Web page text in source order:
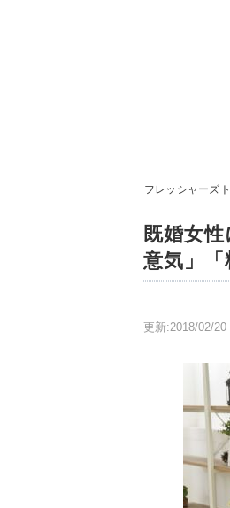
フレッシャーズ
既婚女
意気」「
更新:2018/02/20